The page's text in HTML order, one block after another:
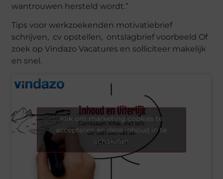
wantrouwen hersteld wordt.”
Tips voor werkzoekenden motivatiebrief
schrijven, cv opstellen, ontslagbrief voorbeeld Of
zoek op Vindazo Vacatures en solliciteer makelijk
en snel.
Klik om marketing cookies te
accepteren en deze inhoud in te
schakelen